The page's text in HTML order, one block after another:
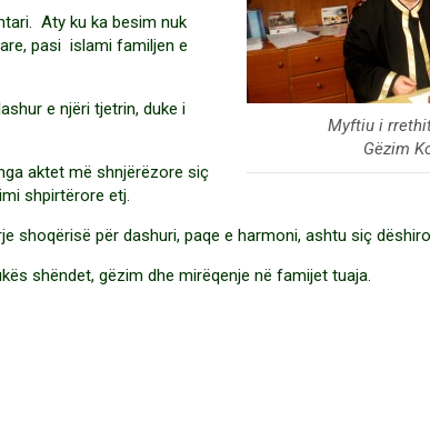
Myftiu i
Gëzim
Aty ku ka besim nuk
pasi islami familjen e
e njëri tjetrin, duke i
aktet më shnjërëzore siç
shpirtërore etj.
shoqërisë për dashuri, paqe e harmoni, ashtu siç
shëndet, gëzim dhe mirëqenje në famijet tuaja.